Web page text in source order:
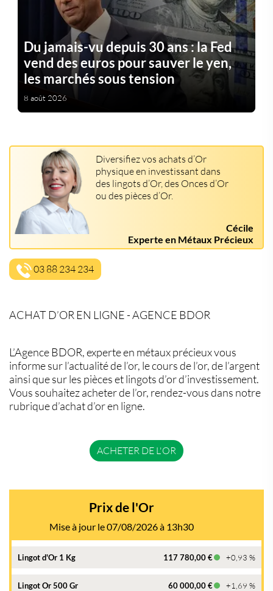
Du jamais-vu depuis 30 ans : la Fed
vend des euros pour sauver le yen,
les marchés sous tension
8 août 2026
Diversifiez vos achats d’Or
physique en investissant dans
des lingots d’Or, des Onces d’Or
ou des pièces d’Or.
Cécile
Experte en Métaux Précieux
03 88 234 234
ACHAT D’OR EN LIGNE - AGENCE BDOR
L’Agence BDOR, experte en métaux précieux vous
informe sur l’actualité de l’or, le cours de l’or, de l’argent
ainsi que sur les pièces et lingots d’or d’investissement.
Vous souhaitez acheter de l’or, rendez-vous dans notre
rubrique d’achat d’or en ligne.
ACHETER DE L'OR
Prix de l'Or
Mise à jour le 07/08/2026 à 13h30
Lingot d'Or 1 Kg 117 780,00 € +0,93 %
Lingot Or 500 Gr 60 000,00 € +1,69 %